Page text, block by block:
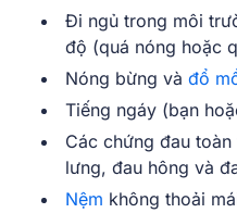
Đi ngủ trong môi
độ (quá nóng hoặc
Nóng bừng và đổ
Tiếng ngáy (bạn
Các chứng đau
lưng, đau hông và
Nệm không thoải